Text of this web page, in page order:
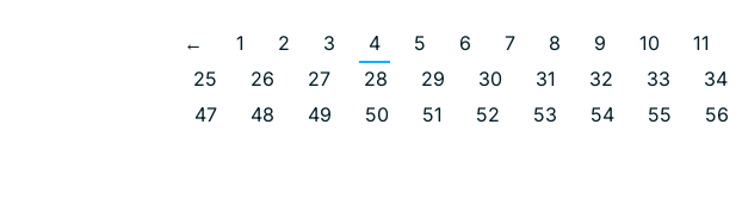
← 1 2 3 4 5 6 7 8 9 10 11
25
26 27 28 29 30 31 32 33 34
47
48 49 50 51 52 53 54 55 56